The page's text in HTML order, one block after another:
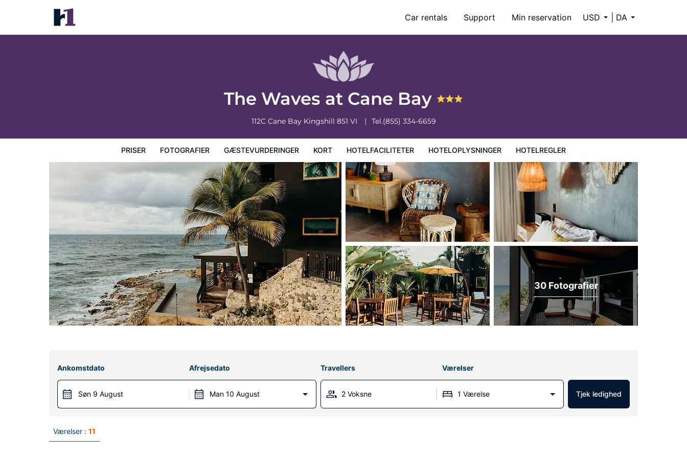
Car rentals Support Min reservation USD DA
The Waves at Cane Bay
112C Cane Bay Kingshill 851 VI Tel.(855) 334-6659
PRISER FOTOGRAFIER GÆSTEVURDERINGER KORT HOTELFACILITETER HOTELOPLYSNINGER HOTELREGLER
The Waves at Cane Bay
Priser
30 Fotografier
Ankomstdato
Søn 9 August
Afrejsedato
Man 10 August
Travellers Værelser
2 Voksne 1 Værelse Tjek ledighed
Værelser : 11